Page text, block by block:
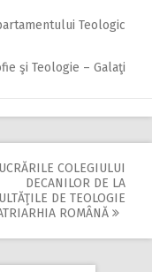
Teologic
şi Teologie – Galaţi
COLEGIULUI
DECANILOR DE LA
DE TEOLOGIE
ROMÂNĂ